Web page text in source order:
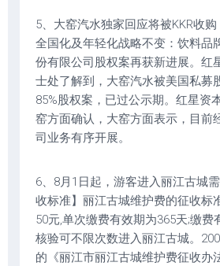
5、大窑汽水独家回应将被KKR收购
全国化及年轻化战略不变：饮料品
份有限公司股权案再获新进展。红
士处了解到，大窑汽水被美国私募
85%股权案，已过公示期。红星资
窑方面确认，大窑方面表示，目前
司业务有序开展。
6、8月1日起，游客进入丽江古城
收标准】丽江古城维护费的征收标
50元,单次缴费有效期为365天;缴费
核验可不限次数进入丽江古城。
的《丽江市丽江古城维护费征收办